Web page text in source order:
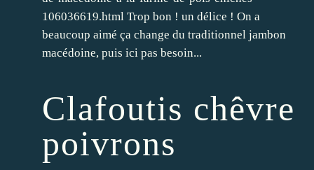
106036619.html Trop bon ! un délice ! On a
beaucoup aimé ça change du traditionnel jambon
macédoine, puis ici pas besoin...
Clafoutis chêvre
poivrons